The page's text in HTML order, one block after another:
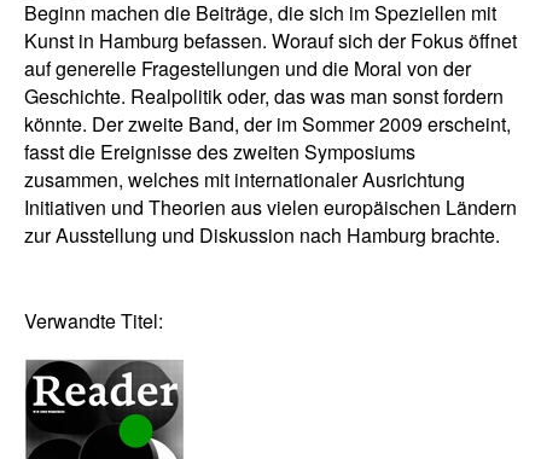
Beginn machen die Beiträge, die sich im Speziellen mit
Kunst in Hamburg befassen. Worauf sich der Fokus öffnet
auf generelle Fragestellungen und die Moral von der
Geschichte. Realpolitik oder, das was man sonst fordern
könnte. Der zweite Band, der im Sommer 2009 erscheint,
fasst die Ereignisse des zweiten Symposiums
zusammen, welches mit internationaler Ausrichtung
Initiativen und Theorien aus vielen europäischen Ländern
zur Ausstellung und Diskussion nach Hamburg brachte.
Verwandte Titel: